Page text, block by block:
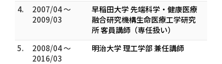
4.
2007/04 ～
2009/03
早稲田大学 先端科学・健康医療
融合研究機構生命医療工学研究
所 客員講師（専任扱い）
5.
2008/04 ～
2016/03
明治大学 理工学部 兼任講師